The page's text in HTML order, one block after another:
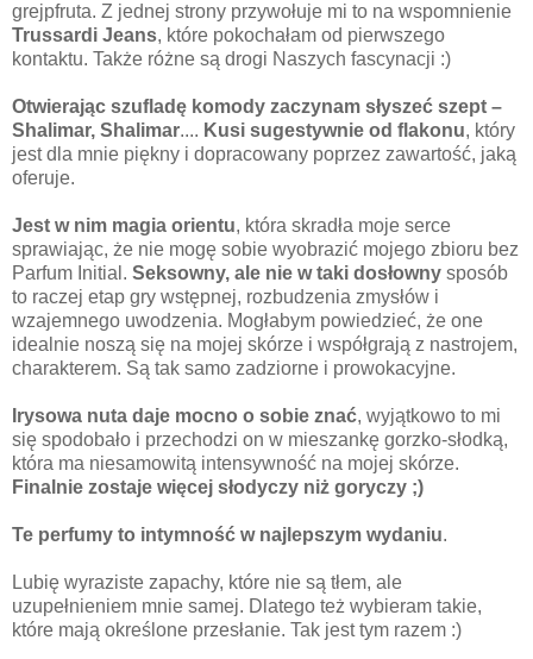
grejpfruta. Z jednej strony przywołuje mi to na wspomnienie
Trussardi Jeans, które pokochałam od pierwszego
kontaktu. Także różne są drogi Naszych fascynacji :)
Otwierając szufladę komody zaczynam słyszeć szept –
Shalimar, Shalimar.... Kusi sugestywnie od flakonu, który
jest dla mnie piękny i dopracowany poprzez zawartość, jaką
oferuje.
Jest w nim magia orientu, która skradła moje serce
sprawiając, że nie mogę sobie wyobrazić mojego zbioru bez
Parfum Initial. Seksowny, ale nie w taki dosłowny sposób
to raczej etap gry wstępnej, rozbudzenia zmysłów i
wzajemnego uwodzenia. Mogłabym powiedzieć, że one
idealnie noszą się na mojej skórze i współgrają z nastrojem,
charakterem. Są tak samo zadziorne i prowokacyjne.
Irysowa nuta daje mocno o sobie znać, wyjątkowo to mi
się spodobało i przechodzi on w mieszankę gorzko-słodką,
która ma niesamowitą intensywność na mojej skórze.
Finalnie zostaje więcej słodyczy niż goryczy ;)
Te perfumy to intymność w najlepszym wydaniu.
Lubię wyraziste zapachy, które nie są tłem, ale
uzupełnieniem mnie samej. Dlatego też wybieram takie,
które mają określone przesłanie. Tak jest tym razem :)